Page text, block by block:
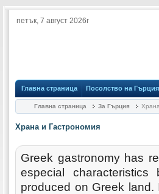
петък, 7 август 2026г
Главна страница Посолство на
Главна страница За Гърция
Храна и Гастрономия
Greek gastronomy has
especial
produced on Greek